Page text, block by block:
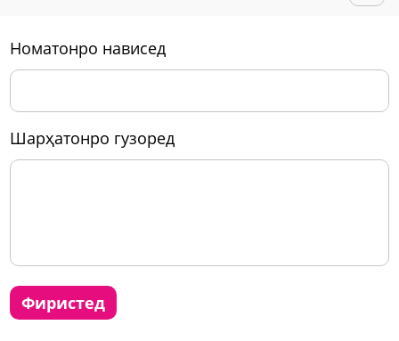
номатонро нависед
шарҳатонро гузоред
фиристед